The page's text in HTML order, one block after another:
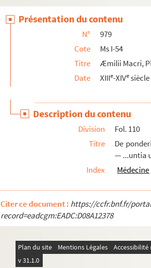
Présentation du contenu
N°
979
Cote
Ms I-54
Titre
Æmilii Macri,
Date
XIIIe-XIVesiècle
Description du contenu
Division
Fol. 110
Titre
De
— ...untia
Index
Médecine
Citer ce document : https://ccfr.bnf.fr/
record=eadcgm:EADC:D08A12378
Plan du site Mentions Légales
v 31.1.0